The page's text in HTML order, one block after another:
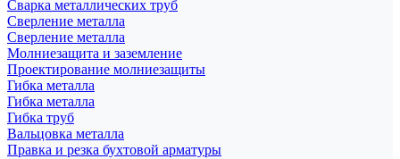
Сварка металлических труб
Сверление металла
Сверление металла
Молниезащита и заземление
Проектирование молниезащиты
Гибка металла
Гибка металла
Гибка труб
Вальцовка металла
Правка и резка бухтовой арматуры